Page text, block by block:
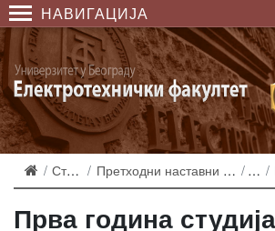
НАВИГАЦИЈА
Студирање Претходни наставни планови и еквиваленције
Прва година